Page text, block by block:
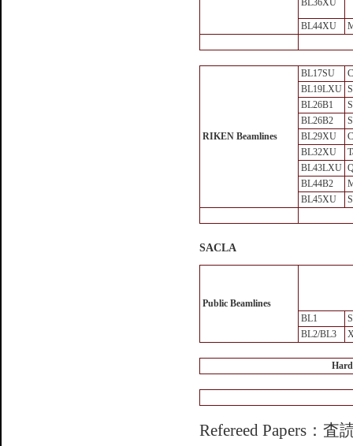
BL36XU
BL44XU
RIKEN Beamlines
BL17SU
BL19LXU
BL26B1
BL26B2
BL29XU
BL32XU
BL43LXU
BL44B2
BL45XU
SACLA
Public Beamlines
BL1
BL2/BL3
Refereed Papers：